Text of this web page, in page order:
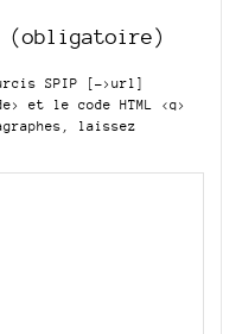
(obligatoire)
SPIP
[->url]
et le code HTML <q>
laissez